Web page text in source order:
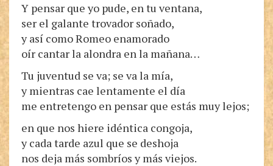
Y pensar que yo pude, en tu ventana,
ser el galante trovador soñado,
y así como Romeo enamorado
oír cantar la alondra en la mañana…
Tu juventud se va; se va la mía,
y mientras cae lentamente el día
me entretengo en pensar que estás muy lejos;
en que nos hiere idéntica congoja,
y cada tarde azul que se deshoja
nos deja más sombríos y más viejos.